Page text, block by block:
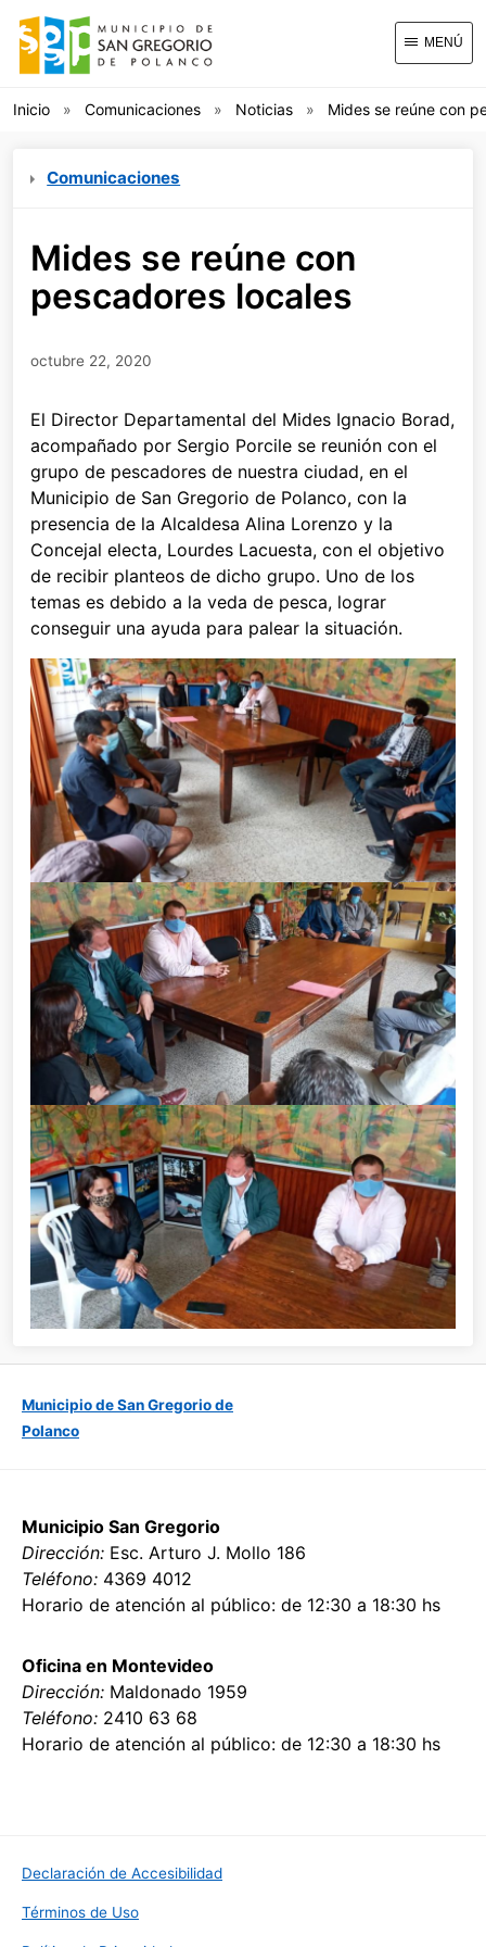
MENÚ
Inicio Comunicaciones Noticias Mides se reúne con
Comunicaciones
Mides se reúne con
pescadores locales
octubre 22, 2020
El Director Departamental del Mides Ignacio Borad,
acompañado por Sergio Porcile se reunión con el
grupo de pescadores de nuestra ciudad, en el
Municipio de San Gregorio de Polanco, con la
presencia de la Alcaldesa Alina Lorenzo y la
Concejal electa, Lourdes Lacuesta, con el objetivo
de recibir planteos de dicho grupo. Uno de los
temas es debido a la veda de pesca, lograr
conseguir una ayuda para palear la situación.
Municipio de San Gregorio de
Polanco
Municipio San Gregorio
Dirección: Esc. Arturo J. Mollo 186
Teléfono: 4369 4012
Horario de atención al público: de 12:30 a 18:30 hs
Oficina en Montevideo
Dirección: Maldonado 1959
Teléfono: 2410 63 68
Horario de atención al público: de 12:30 a 18:30 hs
Declaración de Accesibilidad
Términos de Uso